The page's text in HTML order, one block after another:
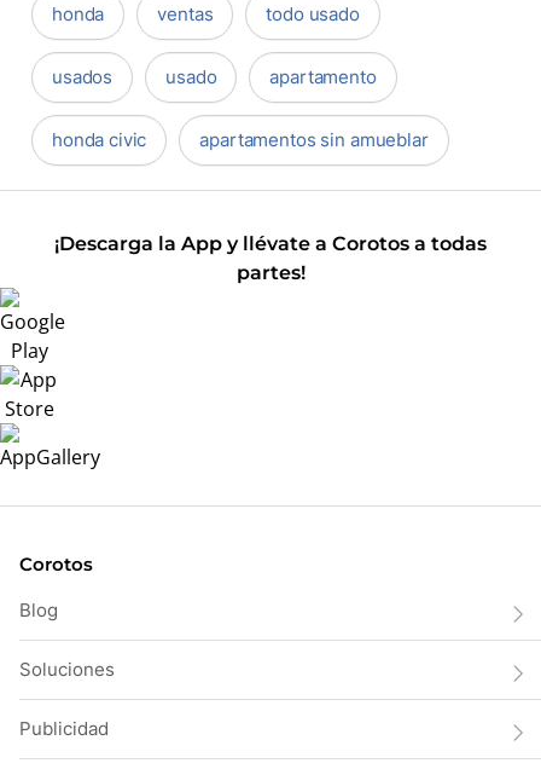
honda ventas todo usado
usados usado apartamento
honda civic apartamentos sin amueblar
¡Descarga la App y llévate a Corotos a todas
partes!
Corotos
Blog
Soluciones
Publicidad